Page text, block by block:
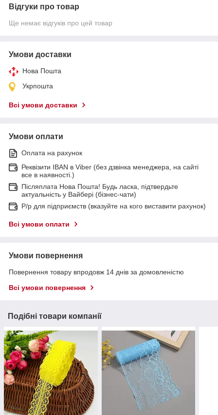
Відгуки про товар
Ще немає відгуків про цей товар
Умови доставки
Нова Пошта
Укрпошта
Всі умови доставки
Умови оплати
Оплата на рахунок
Реквізити IBAN в Viber (без дзвінка менеджера, на сайті
все в наявності.)
Післяплата Нова Пошта! Будь ласка, підтвердьте
актуальність у Вайбері (бізнес-чати)
Р/р для підприємств (вказуйте на кого виставити рахунок)
Всі умови оплати
Умови повернення
Повернення товару впродовж 14 днів за домовленістю
Всі умови повернення
Подібні товари компанії